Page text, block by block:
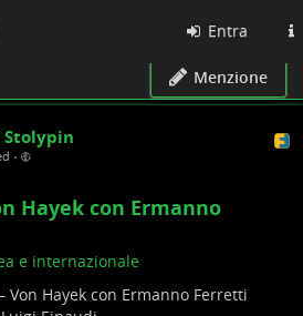
Entra
Menzione
Stolypin
•
Hayek con Ermanno
e internazionale
Von Hayek con Ermanno Ferretti